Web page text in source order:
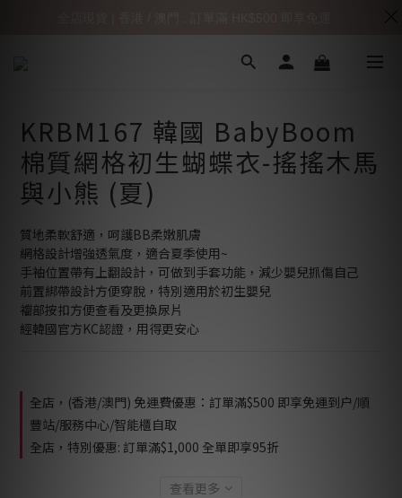
KRBM167 韓國 BabyBoom
棉質網格初生蝴蝶衣-搖搖木馬
與小熊 (夏)
質地柔軟舒適，呵護BB柔嫩肌膚
網格設計增強透氣度，適合夏季使用~
手袖位置帶有上翻設計，可做到手套功能，減少嬰兒抓傷自己
前置綁帶設計方便穿脫，特別適用於初生嬰兒
襠部按扣方便查看及更換尿片
經韓國官方KC認證，用得更安心
全店，(香港/澳門) 免運費優惠：訂單滿$500 即享免運到户/順
豐站/服務中心/智能櫃自取
全店，特別優惠: 訂單滿$1,000 全單即享95折
查看更多